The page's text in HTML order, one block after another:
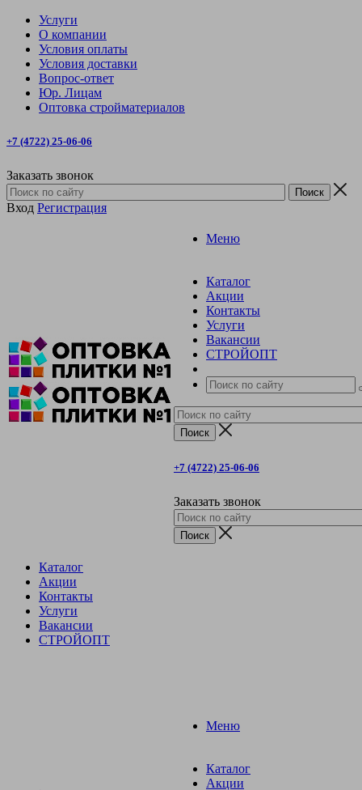
Услуги
О компании
Условия оплаты
Условия доставки
Вопрос-ответ
Юр. Лицам
Оптовка стройматериалов
+7 (4722) 25-06-06
Заказать звонок
Вход Регистрация
Меню
Каталог
Акции
Контакты
Услуги
Вакансии
СТРОЙОПТ
+7 (4722) 25-06-06
Заказать звонок
Каталог
Акции
Контакты
Услуги
Вакансии
СТРОЙОПТ
Меню
Каталог
Акции